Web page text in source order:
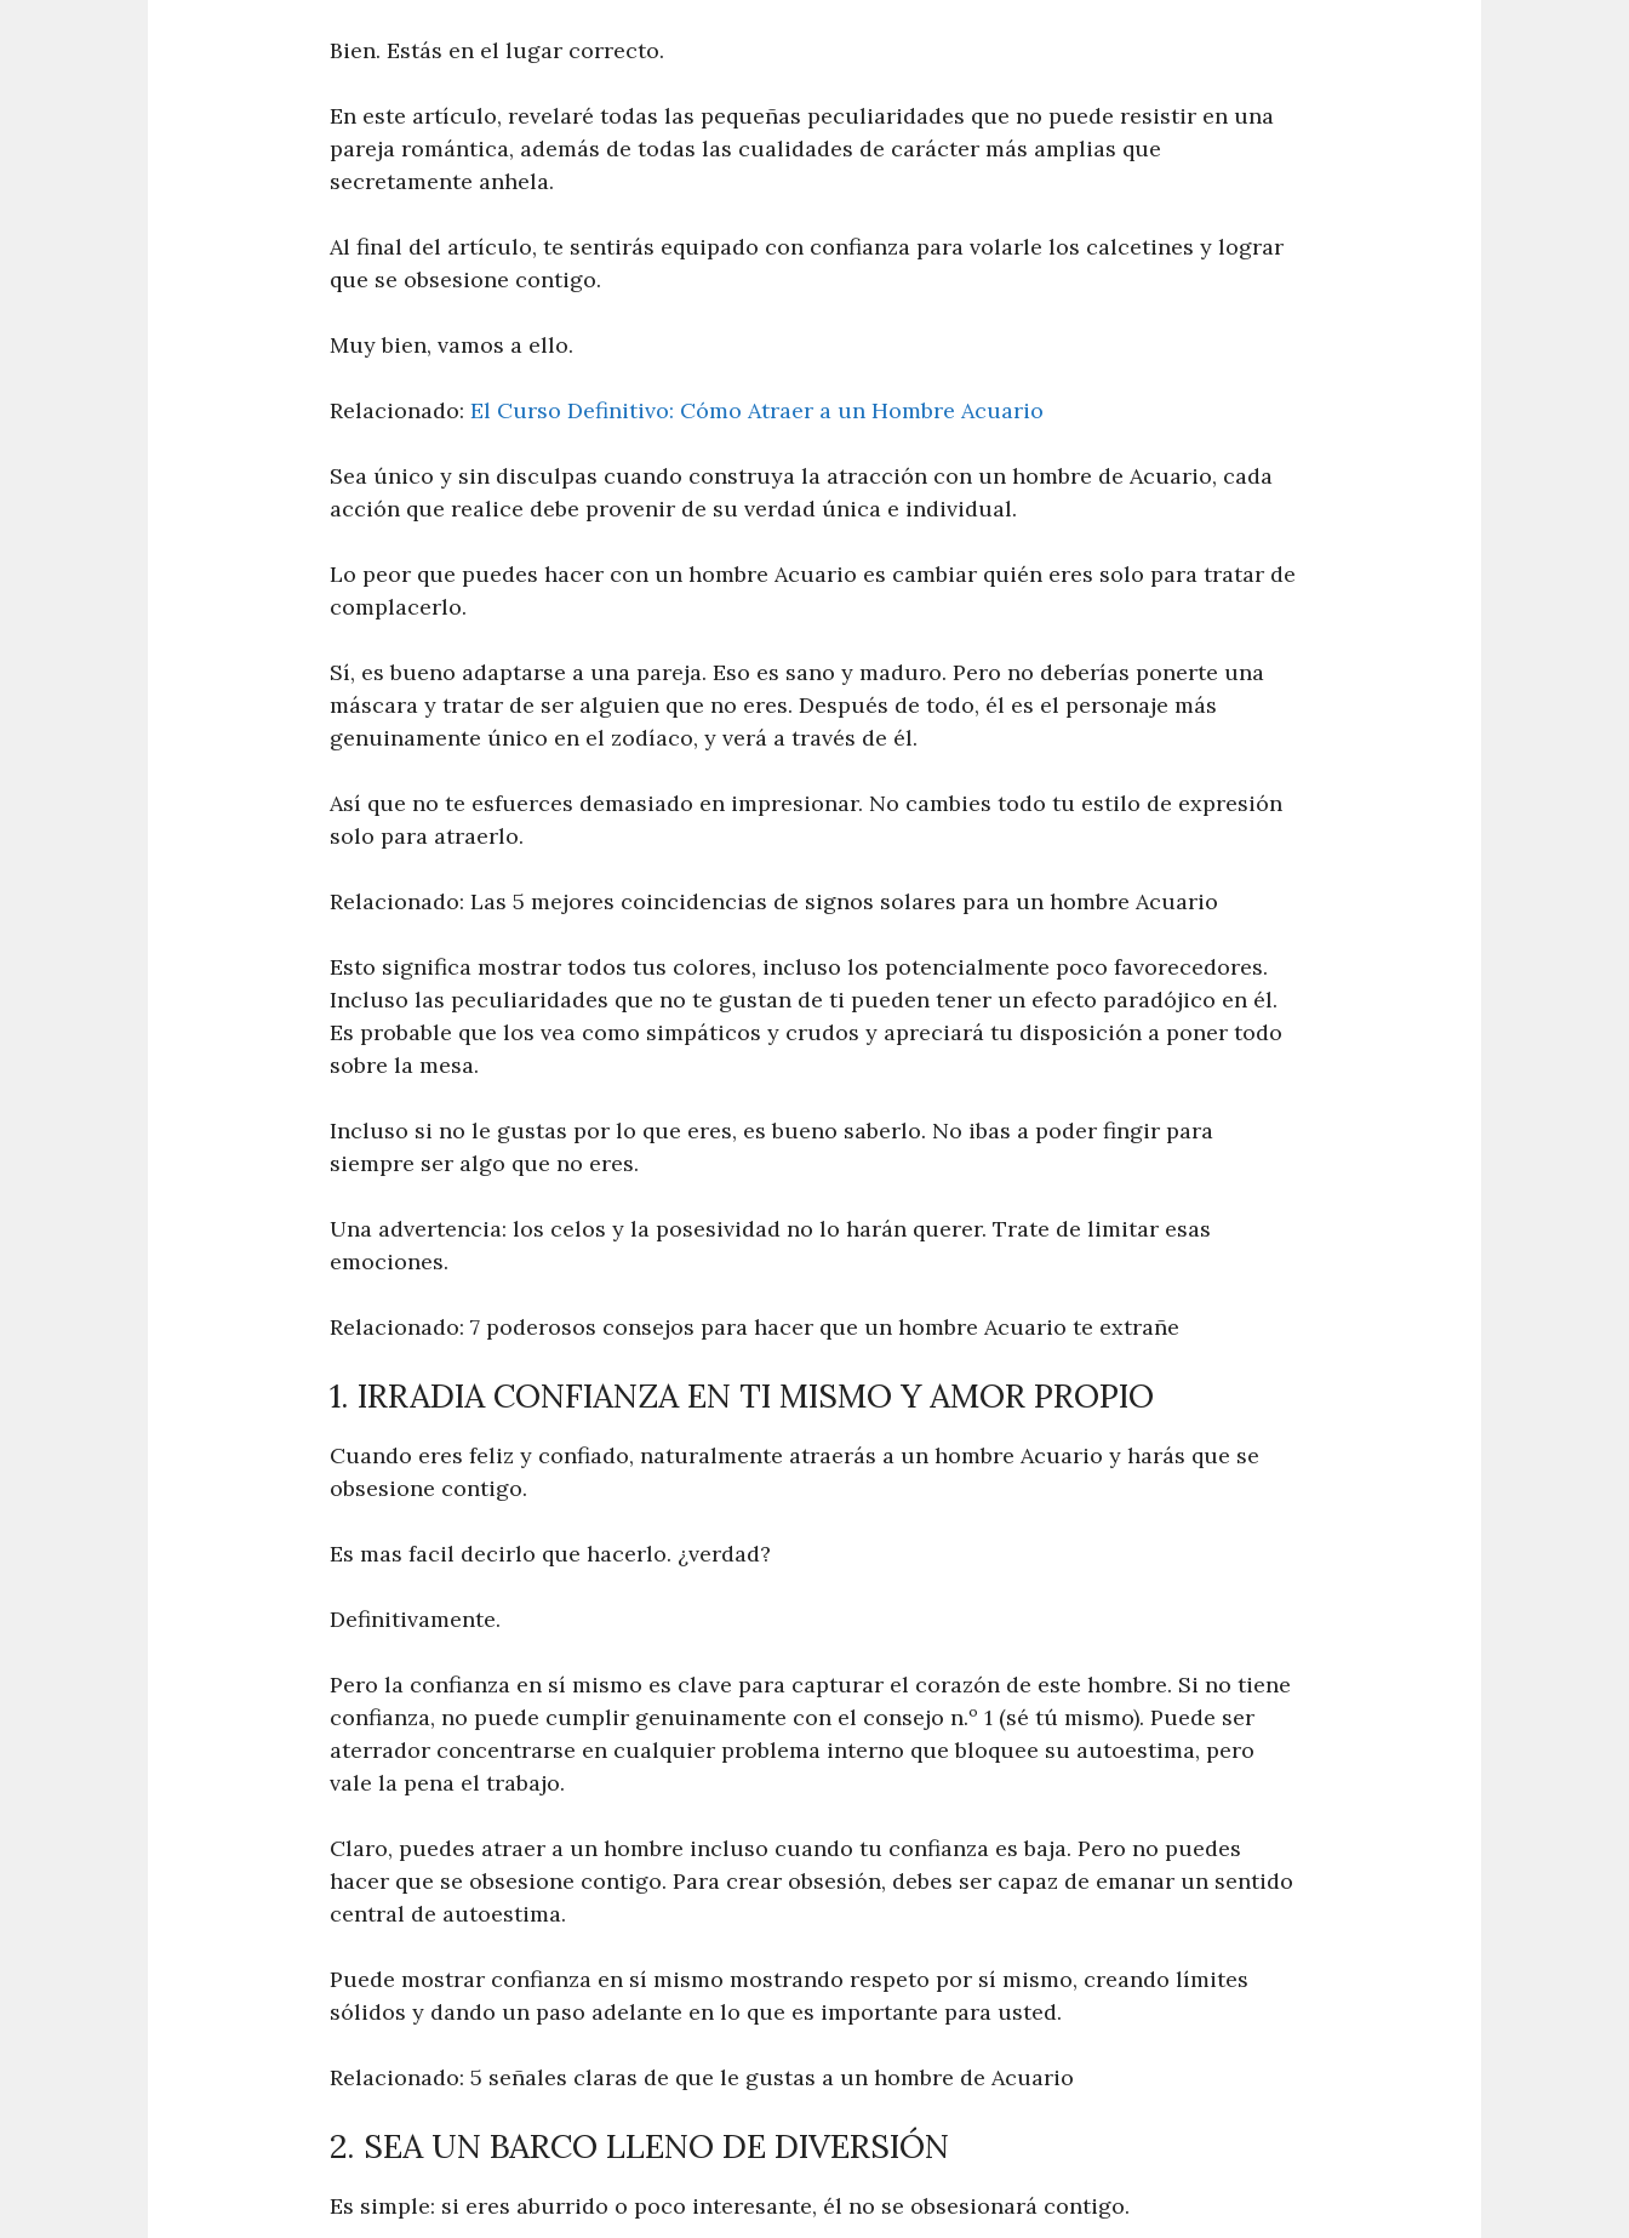
Bien. Estás en el lugar correcto.
En este artículo, revelaré todas las pequeñas peculiaridades que no puede resistir en una
pareja romántica, además de todas las cualidades de carácter más amplias que
secretamente anhela.
Al final del artículo, te sentirás equipado con confianza para volarle los calcetines y lograr
que se obsesione contigo.
Muy bien, vamos a ello.
Relacionado: El Curso Definitivo: Cómo Atraer a un Hombre Acuario
Sea único y sin disculpas cuando construya la atracción con un hombre de Acuario, cada
acción que realice debe provenir de su verdad única e individual.
Lo peor que puedes hacer con un hombre Acuario es cambiar quién eres solo para tratar de
complacerlo.
Sí, es bueno adaptarse a una pareja. Eso es sano y maduro. Pero no deberías ponerte una
máscara y tratar de ser alguien que no eres. Después de todo, él es el personaje más
genuinamente único en el zodíaco, y verá a través de él.
Así que no te esfuerces demasiado en impresionar. No cambies todo tu estilo de expresión
solo para atraerlo.
Relacionado: Las 5 mejores coincidencias de signos solares para un hombre Acuario
Esto significa mostrar todos tus colores, incluso los potencialmente poco favorecedores.
Incluso las peculiaridades que no te gustan de ti pueden tener un efecto paradójico en él.
Es probable que los vea como simpáticos y crudos y apreciará tu disposición a poner todo
sobre la mesa.
Incluso si no le gustas por lo que eres, es bueno saberlo. No ibas a poder fingir para
siempre ser algo que no eres.
Una advertencia: los celos y la posesividad no lo harán querer. Trate de limitar esas
emociones.
Relacionado: 7 poderosos consejos para hacer que un hombre Acuario te extrañe
1. IRRADIA CONFIANZA EN TI MISMO Y AMOR PROPIO
Cuando eres feliz y confiado, naturalmente atraerás a un hombre Acuario y harás que se
obsesione contigo.
Es mas facil decirlo que hacerlo. ¿verdad?
Definitivamente.
Pero la confianza en sí mismo es clave para capturar el corazón de este hombre. Si no tiene
confianza, no puede cumplir genuinamente con el consejo n.º 1 (sé tú mismo). Puede ser
aterrador concentrarse en cualquier problema interno que bloquee su autoestima, pero
vale la pena el trabajo.
Claro, puedes atraer a un hombre incluso cuando tu confianza es baja. Pero no puedes
hacer que se obsesione contigo. Para crear obsesión, debes ser capaz de emanar un sentido
central de autoestima.
Puede mostrar confianza en sí mismo mostrando respeto por sí mismo, creando límites
sólidos y dando un paso adelante en lo que es importante para usted.
Relacionado: 5 señales claras de que le gustas a un hombre de Acuario
2. SEA UN BARCO LLENO DE DIVERSIÓN
Es simple: si eres aburrido o poco interesante, él no se obsesionará contigo.